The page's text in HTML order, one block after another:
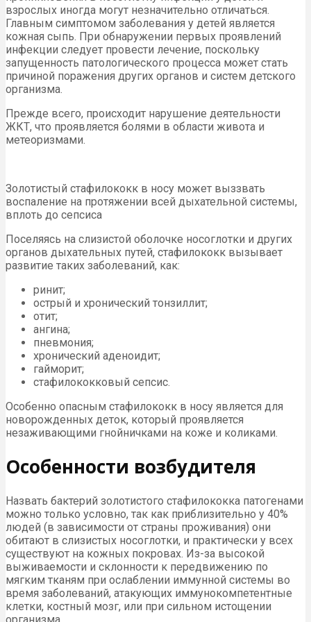
взрослых иногда могут незначительно отличаться.
Главным симптомом заболевания у детей является
кожная сыпь. При обнаружении первых проявлений
инфекции следует провести лечение, поскольку
запущенность патологического процесса может стать
причиной поражения других органов и систем детского
организма.
Прежде всего, происходит нарушение деятельности
ЖКТ, что проявляется болями в области живота и
метеоризмами.
Золотистый стафилококк в носу может выззвать
воспаление на протяжении всей дыхательной системы,
вплоть до сепсиса
Поселяясь на слизистой оболочке носоглотки и других
органов дыхательных путей, стафилококк вызывает
развитие таких заболеваний, как:
ринит;
острый и хронический тонзиллит;
отит;
ангина;
пневмония;
хронический аденоидит;
гайморит;
стафилококковый сепсис.
Особенно опасным стафилококк в носу является для
новорожденных деток, который проявляется
незаживающими гнойничками на коже и коликами.
Особенности возбудителя
Назвать бактерий золотистого стафилококка патогенами
можно только условно, так как приблизительно у 40%
людей (в зависимости от страны проживания) они
обитают в слизистых носоглотки, и практически у всех
существуют на кожных покровах. Из-за высокой
выживаемости и склонности к передвижению по
мягким тканям при ослаблении иммунной системы во
время заболеваний, атакующих иммунокомпетентные
клетки, костный мозг, или при сильном истощении